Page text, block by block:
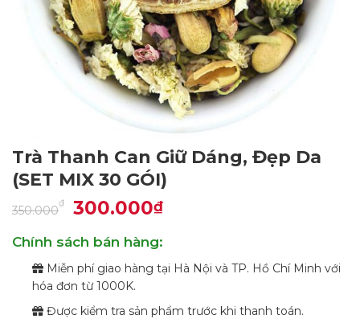
Trà Thanh Can Giữ Dáng, Đẹp Da
(SET MIX 30 GÓI)
350.000
₫ Giá
gốc
350.000₫.
300.000₫Giá
hiện
là:
300.000₫.
Chính sách bán hàng:
Miễn phí giao hàng tại Hà Nội và TP. Hồ Chí Minh với
hóa đơn từ 1000K.
Được kiểm tra sản phẩm trước khi thanh toán.